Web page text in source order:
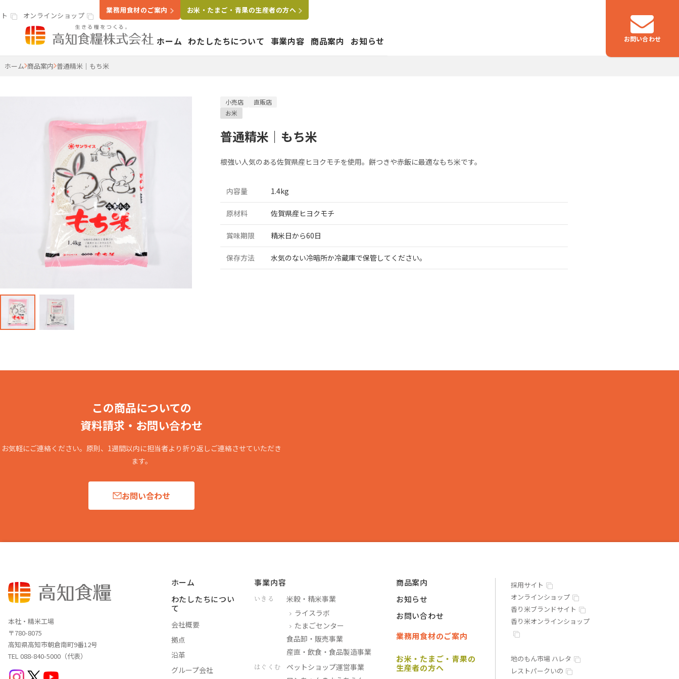
高知食糧株式会社 ホーム わたしたちについて
会社概要
事業内容
米穀・精米事業
たまごセンター
食品卸・販売事業
産直・飲食・食品製造事業
商品案内 お知らせ
オンラインショップ
業務用食材のご案内 お米・たまご・青果の生産者の方へ
お問い合わせ
ホーム 商品案内 普通精米｜もち米
小売店
直販店
お米
普通精米｜もち米
根強い人気のある佐賀県産ヒヨクモチを使用。餅つきや赤飯に最適なもち米です。
内容量 1.4kg
原材料 佐賀県産ヒヨクモチ
賞味期限 精米日から60日
保存方法 水気のない冷暗所か冷蔵庫で保管してください。
この商品についての
資料請求・お問い合わせ
お気軽にご連絡ください。原則、1週間以内に担当者より折り返しご連絡させていただき
ます。
お問い合わせ
本社・精米工場
〒780-8075
高知県高知市朝倉南町9番12号
TEL 088-840-5000（代表）
ホーム
わたしたちについ
て
会社概要
拠点
沿革
グループ会社
事業内容
いきる
米穀・精米事業
ライスラボ
たまごセンター
食品卸・販売事業
産直・飲食・食品製造事業
はぐくむ
ペットショップ運営事業
商品案内
お知らせ
お問い合わせ
業務用食材のご案内
お米・たまご・青果の
生産者の方へ
採用サイト
オンラインショップ
香り米ブランドサイト
香り米オンラインショップ
地のもん市場 ハレタ
レストパークいの